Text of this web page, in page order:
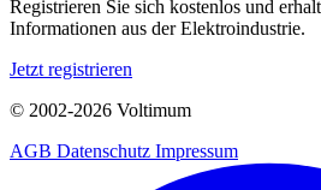
Registrieren Sie sich kostenlos und
Informationen aus der Elektroindustrie.
Jetzt registrieren
© 2002-2026 Voltimum
AGB Datenschutz Impressum